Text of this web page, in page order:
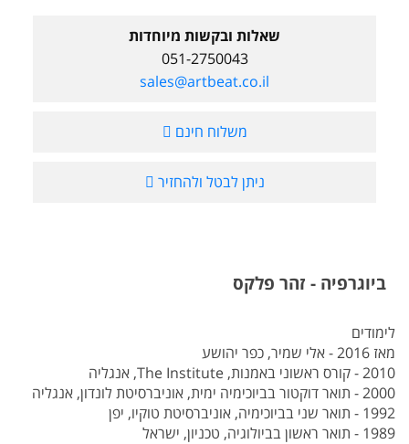
שאלות ובקשות מיוחדות
051-2750043
sales@artbeat.co.il
משלוח חינם
ניתן לבטל ולהחזיר
ביוגרפיה - זהר פלקס
לימודים
מאז 2016 - אלי שמיר, כפר יהושע
2010 - קורס ראשוני באמנות, The Institute, אנגליה
2000 - תואר דוקטור בביוכימיה ימית, אוניברסיטת לונדון, אנגליה
1992 - תואר שני בביוכימיה, אוניברסיטת טוקיו, יפן
1989 - תואר ראשון בביולוגיה, טכניון, ישראל